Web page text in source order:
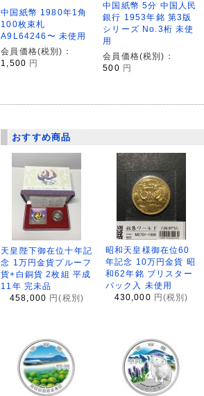
中国紙幣 1980年1角
100枚束札
A9L64246〜 未使用
会員価格(税別)：
1,500 円
中国紙幣 5分 中国人民
銀行 1953年銘 第3版
シリーズ No.3桁 未使
用
会員価格(税別)：
500 円
おすすめ商品
天皇陛下御在位十年記
念 1万円金貨プルーフ
貨+白銅貨 2枚組 平成
11年 完未品
458,000 円(税別)
昭和天皇様御在位60
年記念 10万円金貨 昭
和62年銘 ブリスター
パック入 未使用
430,000 円(税別)